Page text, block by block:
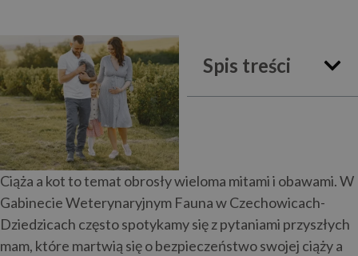
Spis treści
Ciąża a kot to temat obrosły wieloma mitami i obawami. W
Gabinecie Weterynaryjnym Fauna w Czechowicach-
Dziedzicach często spotykamy się z pytaniami przyszłych
mam, które martwią się o bezpieczeństwo swojej ciąży a